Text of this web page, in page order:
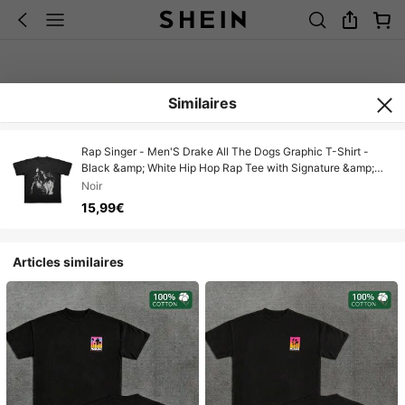
Similaires
Rap Singer - Men'S Drake All The Dogs Graphic T-Shirt -
Black &amp; White Hip Hop Rap Tee with Signature &amp;
Chain Design, Geometric Print Casual Streetwear, Regular Fit
Concert Merchandise
Noir
15,99€
Articles similaires